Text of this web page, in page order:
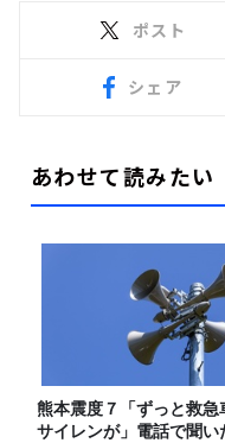
ポスト
シェア
あわせて読みたい
熊本震度７「ずっと救急
サイレンが」電話で聞い